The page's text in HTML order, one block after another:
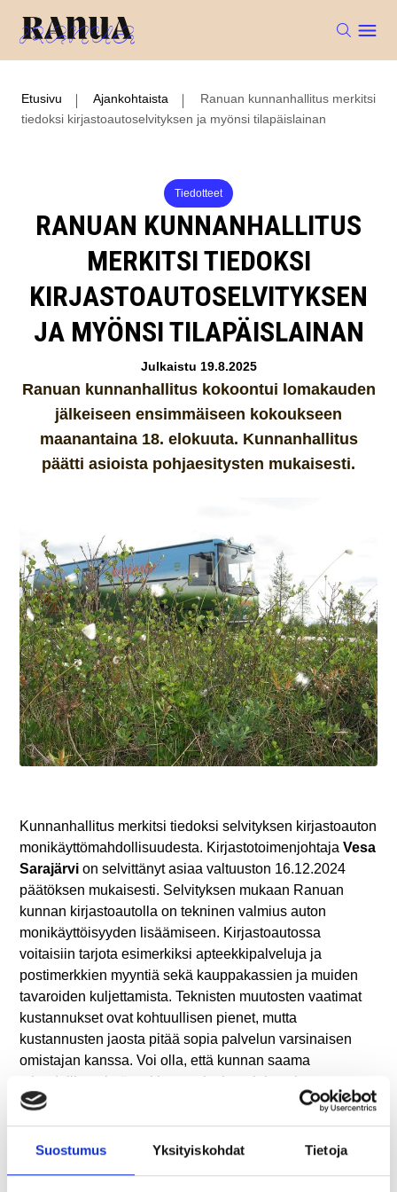
Suostumus Yksityiskohdat Tietoja
Etusivu Ajankohtaista
Ranuan kunnanhallitus merkitsi
tiedoksi kirjastoautoselvityksen ja myönsi tilapäislainan
Tiedotteet
RANUAN KUNNANHALLITUS
MERKITSI TIEDOKSI
KIRJASTOAUTOSELVITYKSEN
JA MYÖNSI TILAPÄISLAINAN
Julkaistu 19.8.2025
Ranuan kunnanhallitus kokoontui lomakauden
jälkeiseen ensimmäiseen kokoukseen
maanantaina 18. elokuuta. Kunnanhallitus
päätti asioista pohjaesitysten mukaisesti.
Kunnanhallitus merkitsi tiedoksi selvityksen kirjastoauton
monikäyttömahdollisuudesta. Kirjastotoimenjohtaja Vesa
Sarajärvi on selvittänyt asiaa valtuuston 16.12.2024
päätöksen mukaisesti. Selvityksen mukaan Ranuan
kunnan kirjastoautolla on tekninen valmius auton
monikäyttöisyyden lisäämiseen. Kirjastoautossa
voitaisiin tarjota esimerkiksi apteekkipalveluja ja
postimerkkien myyntiä sekä kauppakassien ja muiden
tavaroiden kuljettamista. Teknisten muutosten vaatimat
kustannukset ovat kohtuullisen pienet, mutta
kustannusten jaosta pitää sopia palvelun varsinaisen
omistajan kanssa. Voi olla, että kunnan saama
taloudellinen hyöty ei kata palvelun aloittamisesta
syntyneitä kuluja, jos kirjastoautoon joudutaan
rakentamaan uusia tiloja kunnan omalla kustannuksella.
Lisäksi kunnanhallitus päätti myöntää lyhytaikaista
lainaa Kemihaaran kyläseura ry:lle enintään 52 000